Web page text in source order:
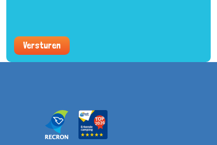
Versturen